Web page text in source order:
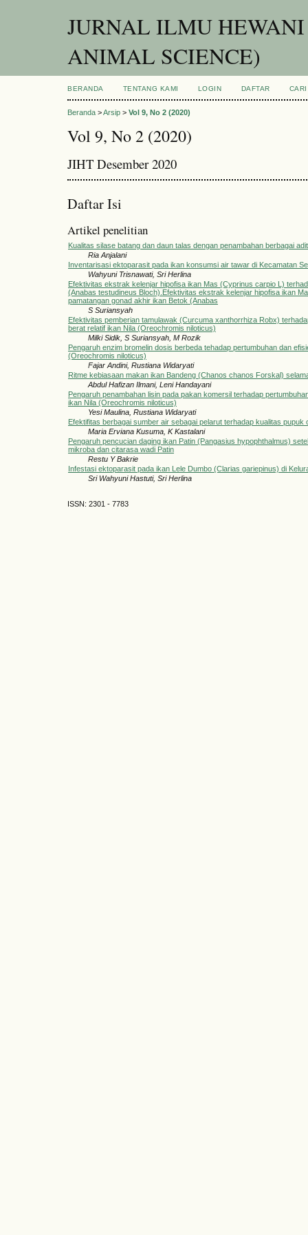
JURNAL ILMU
ANIMAL SCIENCE)
BERANDA TENTANG KAMI LOGIN DAFTAR CARI
Beranda >Arsip > Vol 9, No 2 (2020)
Vol 9, No 2 (2020)
JIHT Desember 2020
Daftar Isi
Artikel penelitian
Kualitas silase batang dan daun talas dengan penambahan berbagai
Ria Anjalani
Inventarisasi ektoparasit pada ikan konsumsi air tawar di Kecamatan
Wahyuni Trisnawati, Sri Herlina
Efektivitas ekstrak kelenjar hipofisa ikan Mas (Cyprinus carpio L)
(Anabas testudineus Bloch).Efektivitas ekstrak kelenjar hipofisa ikan
pamatangan gonad akhir ikan Betok (Anabas
S Suriansyah
Efektivitas pemberian tamulawak (Curcuma xanthorrhiza Robx)
berat relatif ikan Nila (Oreochromis niloticus)
Milki Sidik, S Suriansyah, M Rozik
Pengaruh enzim bromelin dosis berbeda tehadap pertumbuhan dan
(Oreochromis niloticus)
Fajar Andini, Rustiana Widaryati
Ritme kebiasaan makan ikan Bandeng (Chanos chanos Forskal)
Abdul Hafizan Ilmani, Leni Handayani
Pengaruh penambahan lisin pada pakan komersil terhadap
ikan Nila (Oreochromis niloticus)
Yesi Maulina, Rustiana Widaryati
Efektifitas berbagai sumber air sebagai pelarut terhadap kualitas
Maria Erviana Kusuma, K Kastalani
Pengaruh pencucian daging ikan Patin (Pangasius hypophthalmus)
mikroba dan citarasa wadi Patin
Restu Y Bakrie
Infestasi ektoparasit pada ikan Lele Dumbo (Clarias gariepinus) di
Sri Wahyuni Hastuti, Sri Herlina
ISSN: 2301 - 7783